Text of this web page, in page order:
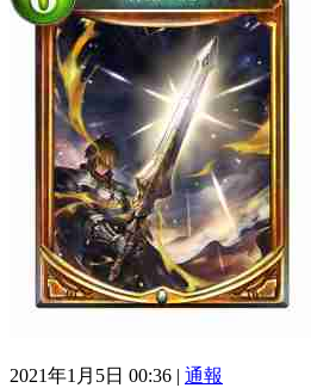
2021年1月5日 00:36 | 通報